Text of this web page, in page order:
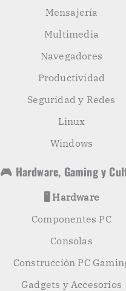
Mensajería
Multimedia
Navegadores
Productividad
Seguridad y Redes
Linux
Windows
🎮 Hardware, Gaming y
🖥️ Hardware
Componentes PC
Consolas
Construcción PC
Gadgets y Accesorios